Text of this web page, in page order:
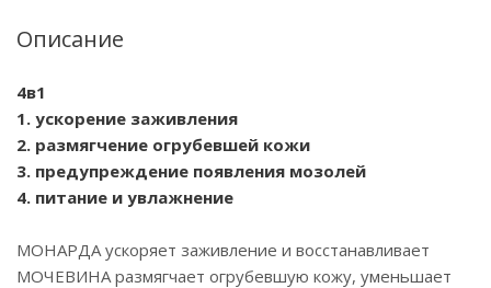
Описание
4в1
1. ускорение заживления
2. размягчение огрубевшей кожи
3. предупреждение появления мозолей
4. питание и увлажнение
МОНАРДА ускоряет заживление и восстанавливает
МОЧЕВИНА размягчает огрубевшую кожу, уменьшает